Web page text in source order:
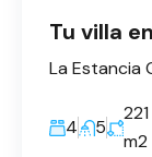
4 5
221
m2